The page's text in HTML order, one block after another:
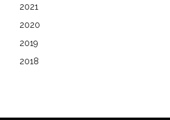
2021
2020
2019
2018